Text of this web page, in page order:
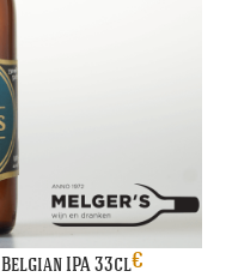
IPA 33cl€